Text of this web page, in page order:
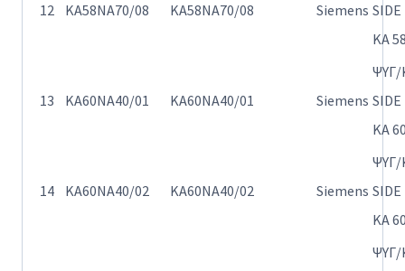
12 KA58NA70/08 KA58NA70/08 Siemens SIDE
KA
13 KA60NA40/01 KA60NA40/01 Siemens SIDE
KA
14 KA60NA40/02 KA60NA40/02 Siemens SIDE
KA